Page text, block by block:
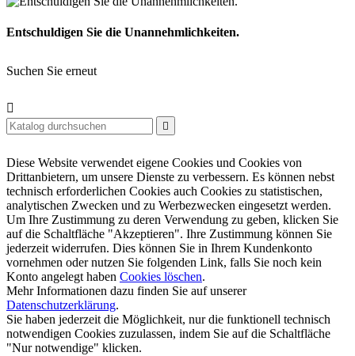
Entschuldigen Sie die Unannehmlichkeiten.
Suchen Sie erneut


Diese Website verwendet eigene Cookies und Cookies von
Drittanbietern, um unsere Dienste zu verbessern. Es können nebst
technisch erforderlichen Cookies auch Cookies zu statistischen,
analytischen Zwecken und zu Werbezwecken eingesetzt werden.
Um Ihre Zustimmung zu deren Verwendung zu geben, klicken Sie
auf die Schaltfläche "Akzeptieren". Ihre Zustimmung können Sie
jederzeit widerrufen. Dies können Sie in Ihrem Kundenkonto
vornehmen oder nutzen Sie folgenden Link, falls Sie noch kein
Konto angelegt haben Cookies löschen.
Mehr Informationen dazu finden Sie auf unserer
Datenschutzerklärung.
Sie haben jederzeit die Möglichkeit, nur die funktionell technisch
notwendigen Cookies zuzulassen, indem Sie auf die Schaltfläche
"Nur notwendige" klicken.